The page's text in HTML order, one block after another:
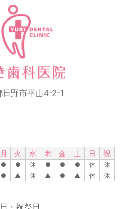
野市平山4-2-1
月 火 水 木 金 土 日 祝
● ● 休 ● ● ● 休
休
● ▲ 休 ▲ ● ▲ 休 休
・祝祭日